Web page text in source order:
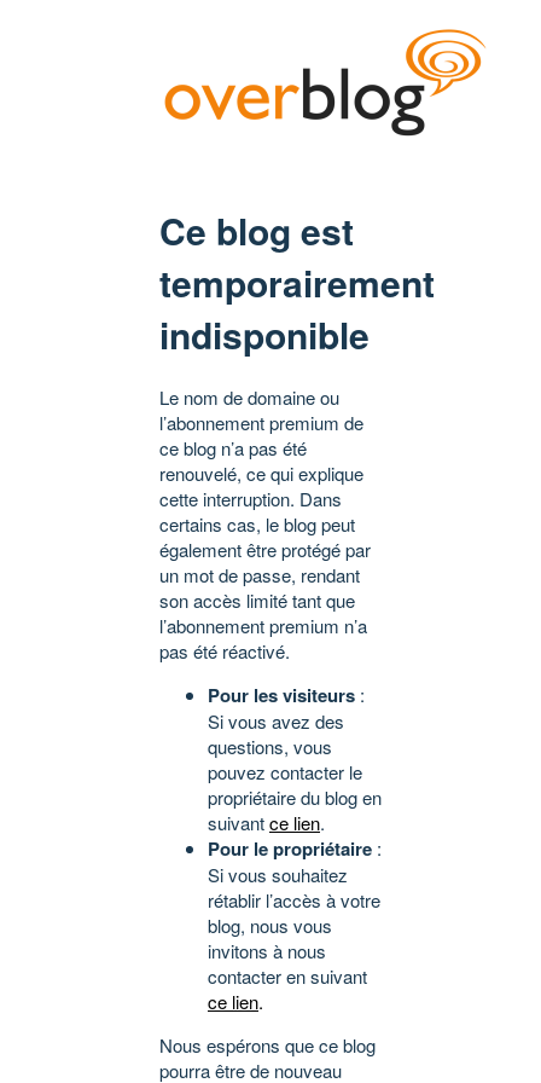
Ce blog est
temporairement
indisponible
Le nom de domaine ou
l’abonnement premium de
ce blog n’a pas été
renouvelé, ce qui explique
cette interruption. Dans
certains cas, le blog peut
également être protégé par
un mot de passe, rendant
son accès limité tant que
l’abonnement premium n’a
pas été réactivé.
Pour les visiteurs :
Si vous avez des
questions, vous
pouvez contacter le
propriétaire du blog en
suivantce lien.
Pour le propriétaire :
Si vous souhaitez
rétablir l’accès à votre
blog, nous vous
invitons à nous
contacter en suivant
ce lien.
Nous espérons que ce blog
pourra être de nouveau